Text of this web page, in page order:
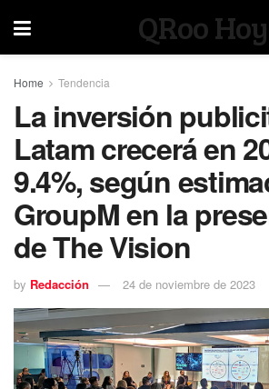
QRoo Hoy
Home Tendencia
La inversión
Latam crecerá en
9.4%, según
GroupM en la
de The Vision
by Redacción 24 de noviembre de 2023